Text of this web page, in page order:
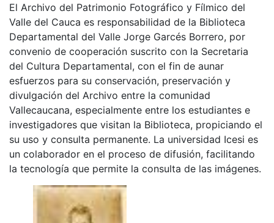
El Archivo del Patrimonio Fotográfico y Fílmico del
Valle del Cauca es responsabilidad de la Biblioteca
Departamental del Valle Jorge Garcés Borrero, por
convenio de cooperación suscrito con la Secretaria
del Cultura Departamental, con el fin de aunar
esfuerzos para su conservación, preservación y
divulgación del Archivo entre la comunidad
Vallecaucana, especialmente entre los estudiantes e
investigadores que visitan la Biblioteca, propiciando el
su uso y consulta permanente. La universidad Icesi es
un colaborador en el proceso de difusión, facilitando
la tecnología que permite la consulta de las imágenes.